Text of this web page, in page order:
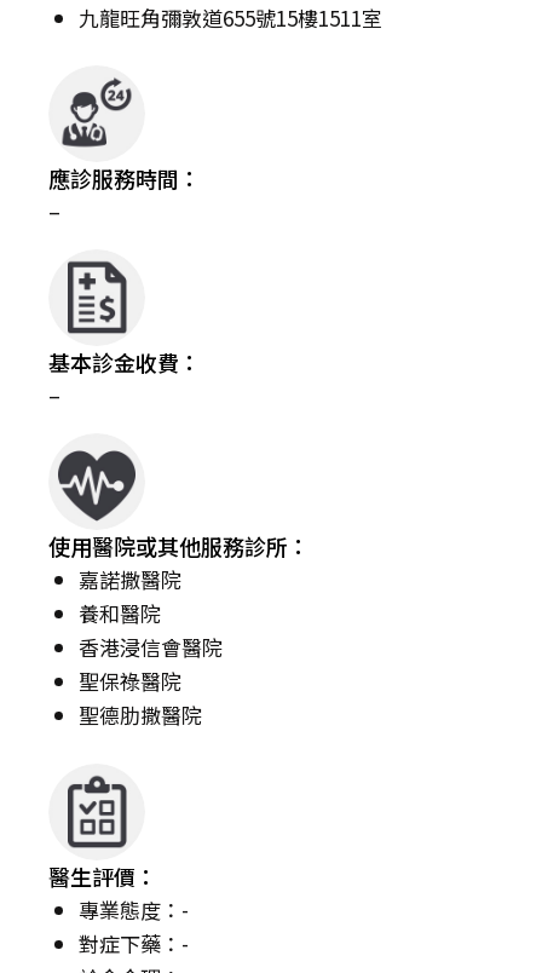
九龍旺角彌敦道655號15樓1511室
應診服務時間：
–
基本診金收費：
–
使用醫院或其他服務診所：
嘉諾撒醫院
養和醫院
香港浸信會醫院
聖保祿醫院
聖德肋撒醫院
醫生評價：
專業態度：-
對症下藥：-